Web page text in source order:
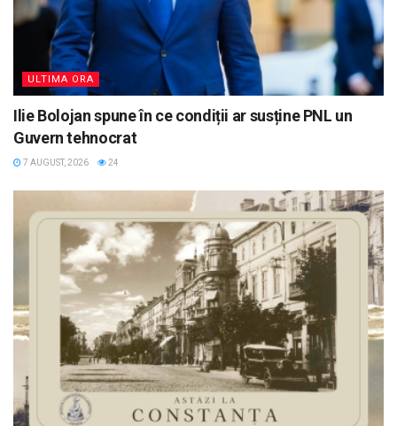
ULTIMA ORA
Ilie Bolojan spune în ce condiții ar susține PNL un
Guvern tehnocrat
7 AUGUST, 2026 24